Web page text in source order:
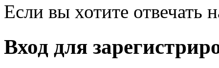
Если вы хотите отвечать
Вход для